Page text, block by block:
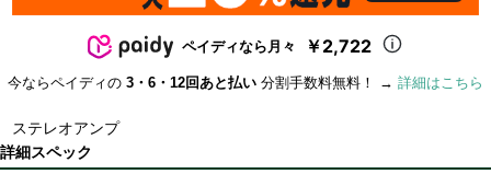
ペイディなら月々 ￥2,722
今ならペイディの 3・6・12回あと払い 分割手数料無料！ → 詳細はこちら
ステレオアンプ
詳細スペック